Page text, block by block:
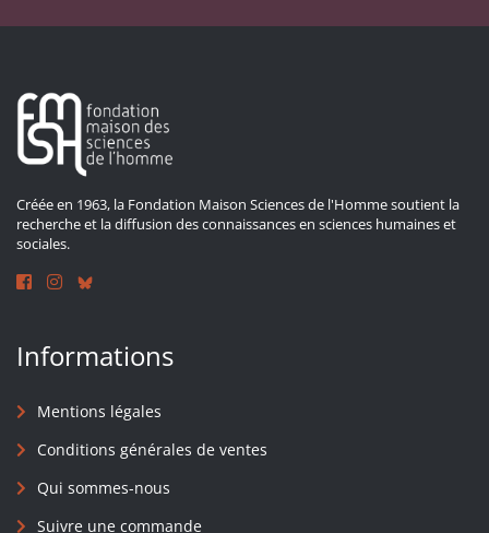
Créée en 1963, la Fondation Maison Sciences de l'Homme soutient la
recherche et la diffusion des connaissances en sciences humaines et
sociales.
Informations
Mentions légales
Conditions générales de ventes
Qui sommes-nous
Suivre une commande